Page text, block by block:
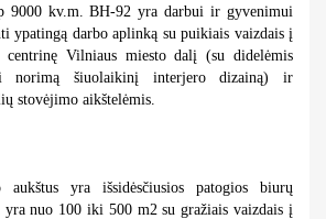
9000 kv.m. BH-92 yra darbui ir gyvenimui
ypatingą darbo aplinką su puikiais vaizdais į
Vilniaus miesto dalį (su didelėmis
norimą šiuolaikinį interjero dizainą) ir
stovėjimo aikštelėmis.
aukštus yra išsidėsčiusios patogios biurų
nuo 100 iki 500 m2 su gražiais vaizdais į